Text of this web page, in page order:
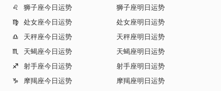
♌
狮子座今日运势
狮子座明日运势
♍
处女座今日运势
处女座明日运势
♎
天秤座今日运势
天秤座明日运势
♏
天蝎座今日运势
天蝎座明日运势
♐
射手座今日运势
射手座明日运势
♑
摩羯座今日运势
摩羯座明日运势